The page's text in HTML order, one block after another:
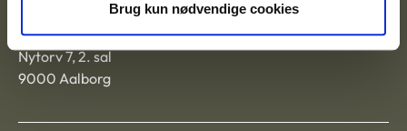
Brug kun nødvendige cookies
Nytorv 7, 2. sal
9000 Aalborg